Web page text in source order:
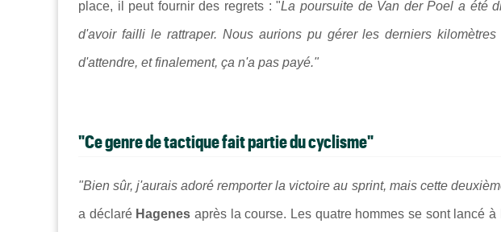
place, il peut fournir des regrets : "La poursuite de Van der Poel a été
d'avoir failli le rattraper. Nous aurions pu gérer les derniers
d'attendre, et finalement, ça n'a pas payé."
"Ce genre de tactique fait partie du cyclisme"
"Bien sûr, j'aurais adoré remporter la victoire au sprint, mais cette
a déclaré Hagenes après la course. Les quatre hommes se sont lancé à